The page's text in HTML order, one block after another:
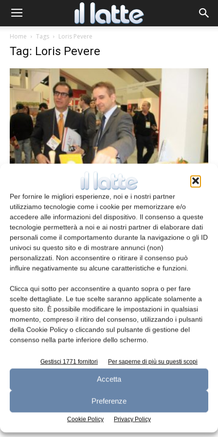
Per fornire le migliori esperienze, noi e i nostri partner
utilizziamo tecnologie come i cookie per memorizzare e/o
accedere alle informazioni del dispositivo. Il consenso a queste
tecnologie permetterà a noi e ai nostri partner di elaborare dati
personali come il comportamento durante la navigazione o gli ID
univoci su questo sito e di mostrare annunci (non)
personalizzati. Non acconsentire o ritirare il consenso può
influire negativamente su alcune caratteristiche e funzioni.
Clicca qui sotto per acconsentire a quanto sopra o per fare
scelte dettagliate. Le tue scelte saranno applicate solamente a
questo sito. È possibile modificare le impostazioni in qualsiasi
momento, compreso il ritiro del consenso, utilizzando i pulsanti
della Cookie Policy o cliccando sul pulsante di gestione del
consenso nella parte inferiore dello schermo.
Gestisci 1771 fornitori Per saperne di più su questi scopi
Accetta
Preferenze
Cookie Policy Privacy Policy
Home Tags Loris Pevere
Tag: Loris Pevere
Il Formaggio Montasio protagonista a
San Francisco
Redazione 3 Febbraio 2014
Leggi la rivista
n.7 - Luglio 2026 n.6 - Giugno 2026